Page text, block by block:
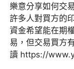
樂意分享如何交
許多人對買方的
資金希望能在期
易，但交易買方
讀 https://